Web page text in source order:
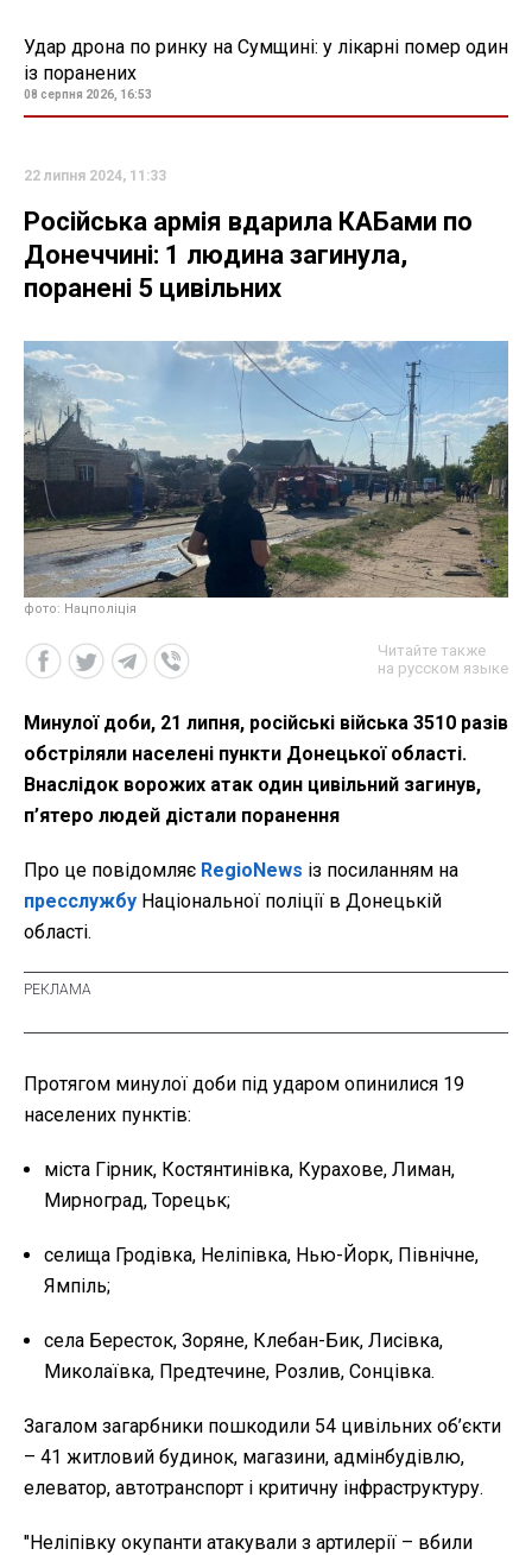
Удар дрона по ринку на Сумщині: у лікарні помер один
із поранених
08 серпня 2026, 16:53
22 липня 2024, 11:33
Російська армія вдарила КАБами по
Донеччині: 1 людина загинула,
поранені 5 цивільних
фото: Нацполіція
Читайте также
на русском языке
Минулої доби, 21 липня, російські війська 3510 разів
обстріляли населені пункти Донецької області.
Внаслідок ворожих атак один цивільний загинув,
п’ятеро людей дістали поранення
Про це повідомляє RegioNews із посиланням на
пресслужбу Національної поліції в Донецькій
області.
Протягом минулої доби під ударом опинилися 19
населених пунктів:
міста Гірник, Костянтинівка, Курахове, Лиман,
Мирноград, Торецьк;
селища Гродівка, Неліпівка, Нью-Йорк, Північне,
Ямпіль;
села Бересток, Зоряне, Клебан-Бик, Лисівка,
Миколаївка, Предтечине, Розлив, Сонцівка.
Загалом загарбники пошкодили 54 цивільних об’єкти
– 41 житловий будинок, магазини, адмінбудівлю,
елеватор, автотранспорт і критичну інфраструктуру.
"Неліпівку окупанти атакували з артилерії – вбили